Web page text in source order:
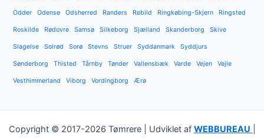
Odder Odense Odsherred Randers Rebild Ringkøbing-Skjern Ringsted
Roskilde Rødovre Samsø Silkeborg Sjælland Skanderborg Skive
Slagelse Solrød Sorø Stevns Struer Syddanmark Syddjurs
Sønderborg Thisted Tårnby Tønder Vallensbæk Varde Vejen Vejle
Vesthimmerland Viborg Vordingborg Ærø
Copyright © 2017-2026 Tømrere | Udviklet af WEBBUREAU